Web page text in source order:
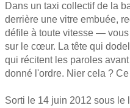
Dans un taxi collectif de la
derrière une vitre embuée,
défile à toute vitesse —
sur le cœur. La tête qui
qui récitent les paroles
donné l'ordre. Nier cela ?
Sorti le 14 juin 2012 sous le